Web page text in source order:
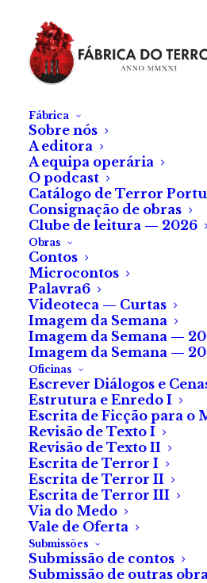
Fábrica
Sobre nós
A editora
A equipa operária
O podcast
Catálogo de Terror
Consignação de obras
Clube de leitura — 2026
Obras
Contos
Microcontos
Palavra6
Videoteca — Curtas
Imagem da Semana
Imagem da Semana —
Imagem da Semana —
Oficinas
Escrever Diálogos e
Estrutura e Enredo I
Escrita de Ficção para o
Revisão de Texto I
Revisão de Texto II
Escrita de Terror I
Escrita de Terror II
Escrita de Terror III
Via do Medo
Vale de Oferta
Submissões
Submissão de contos
Submissão de outras
Entrevista à
Raquel Fontão
«Será de
é a sua obra
recente.
«Não é só o
receio, não é o
vezes, a tristeza
terror. É por isso
exploro muito